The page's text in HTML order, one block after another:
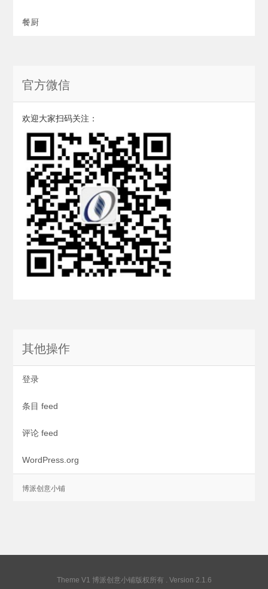
餐厨
官方微信
欢迎大家扫码关注：
其他操作
登录
条目 feed
评论 feed
WordPress.org
Theme V1 博派创意小铺版权所有 . Version 2.1.6